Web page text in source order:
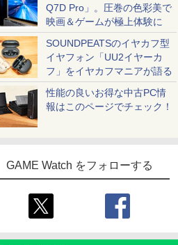
Q7D Pro」。圧巻の色彩美で
映画＆ゲームが極上体験に
SOUNDPEATSのイヤカフ型
イヤフォン「UU2イヤーカ
フ」をイヤカフマニアが語る
性能の良いお得な中古PC情
報はこのページでチェック！
GAME Watch をフォローする